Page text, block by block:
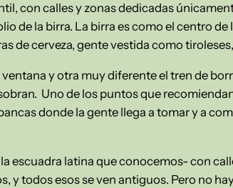
con calles y zonas dedicadas
de la birra. La birra es como el centro
de cerveza, gente vestida como
y otra muy diferente el tren de
Uno de los puntos que
donde la gente llega a tomar y a
escuadra latina que conocemos- con
y todos esos se ven antiguos. Pero no